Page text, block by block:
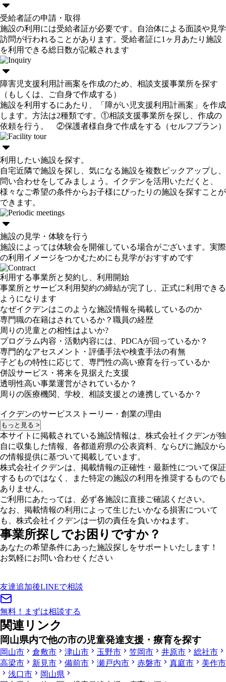
受給者証の申請・取得
施設の利用には受給者証が必要です。自治体による面談や見学
訪問が行われることがあります。受給者証に1ヶ月あたり施設
を利用できる総日数が記載されます
障害児支援利用計画案を作成のため、相談支援事業所を探す
（もしくは、ご自身で作成する）
施設を利用するにあたり、「障がい児支援利用計画案」を作成
します。方法は2種類です。①相談支援事業所を探し、作成の
依頼を行う。 ②保護者様自身で作成をする（セルフプラン）
利用したい施設を探す。
自宅近隣で施設を探し、気になる施設を複数ピックアップし、
問い合わせをしてみましょう。イクデンを活用いただくと、
様々なご希望の条件からお子様にぴったりの施設を探すことが
できます。
施設の見学・体験を行う
施設によっては体験会を開催している場合がございます。実際
の利用イメージをつかむためにも見学がおすすめです
利用する事業所と契約し、利用開始
事業所とサービス利用契約の締結が完了し、正式に利用できる
ようになります
なぜイクデンはこのような施設情報を掲載しているのか
専門職の在籍はされているか？職員の経歴
周りの児童との相性はよいか?
プログラム内容・活動内容には、PDCAが回っているか？
専門的なアセスメント・評価手法や検査手法の有無
子どもの特性に応じて、専門性の高い療育を行っているか
併設サービス・将来を見据えた支援
透明性高い事業運営がされているか？
周りの医療機関、学校、相談支援との連携しているか？
イクデンのサービスストーリー・創業の理由
もっと見る >
本サイトに掲載されている施設情報は、株式会社イクデンが独
自に収集した情報、各都道府県の公表資料、ならびに施設から
の情報提供に基づいて掲載しています。
株式会社イクデンは、掲載情報の正確性・最新性について保証
するものではなく、また特定の施設の利用を推奨するものでも
ありません。
ご利用にあたっては、必ず各施設に直接ご確認ください。
なお、掲載情報の利用によって生じたいかなる損害について
も、株式会社イクデンは一切の責任を負いかねます。
事業所探しでお困りですか？
あなたの希望条件にあった施設探しをサポートいたします！
お気軽にお問い合わせください
友達追加後LINEで相談
無料！ まずは相談する
関連リンク
岡山県内で他の市の児童発達支援・療育を探す
岡山市 倉敷市 津山市 玉野市 笠岡市 井原市
総社市
高梁市
新見市 備前市 瀬戸内市 赤磐市 真庭市
美作市
浅口市
岡山県